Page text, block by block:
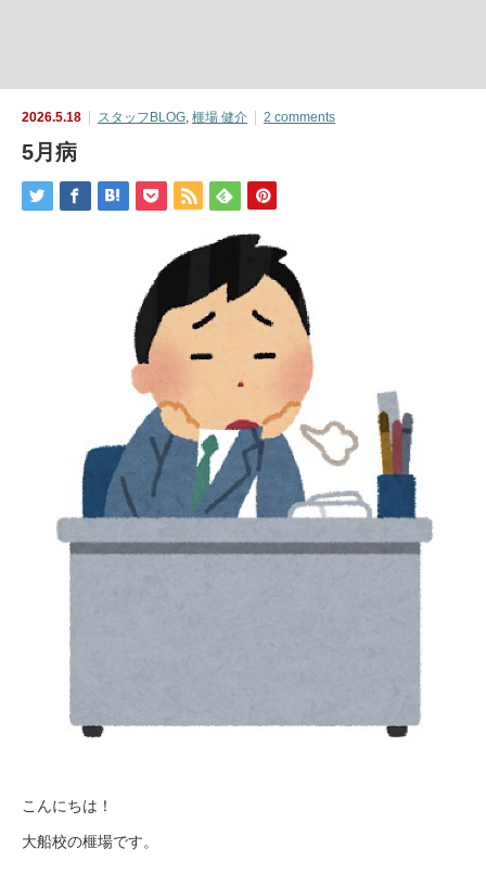
2026.5.18 スタッフBLOG, 榧場 健介 2 comments
5月病
こんにちは！
大船校の榧場です。